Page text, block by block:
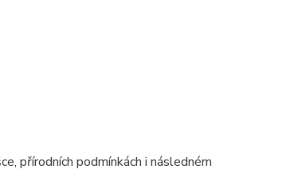
přírodních podmínkách i následném